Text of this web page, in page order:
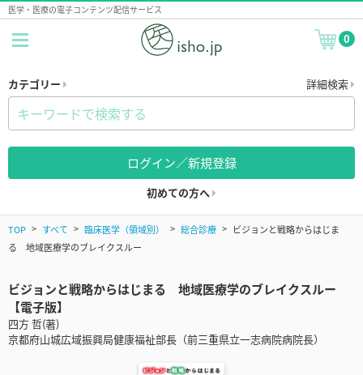
医学・医療の電子コンテンツ配信サービス
0
カテゴリー 詳細検索
ログイン／新規登録
初めての方へ
TOP すべて 臨床医学（領域別） 総合診療
ビジョンと戦略からはじま
る 地域医療学のブレイクスルー
ビジョンと戦略からはじまる 地域医療学のブレイクスルー
【電子版】
四方 哲(著)
京都府山城広域振興局健康福祉部長（前三重県立一志病院病院長）